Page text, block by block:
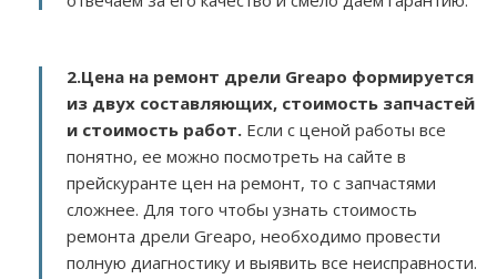
2.Цена на ремонт дрели Greapo формируется
из двух составляющих, стоимость запчастей
и стоимость работ. Если с ценой работы все
понятно, ее можно посмотреть на сайте в
прейскуранте цен на ремонт, то с запчастями
сложнее. Для того чтобы узнать стоимость
ремонта дрели Greapo, необходимо провести
полную диагностику и выявить все неисправности.